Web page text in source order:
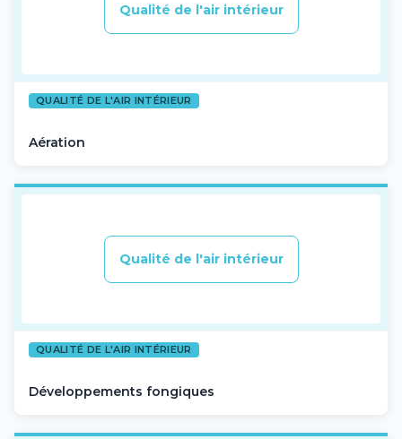
Qualité de l'air intérieur
QUALITÉ DE L'AIR INTÉRIEUR
Aération
Qualité de l'air intérieur
QUALITÉ DE L'AIR INTÉRIEUR
Développements fongiques